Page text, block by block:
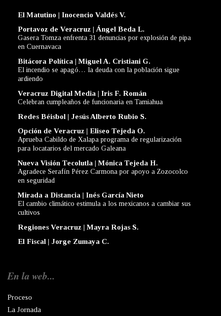
El Matutino | Inocencio Valdés V.
Portavoz de Veracruz | Ángel Beda L.
Gasera Tomza enfrenta 31 denuncias por explosión de pipa
en Cuernavaca
Bitácora Política | Miguel A. Cristiani G.
El incendio se apagó… la deuda con la población sigue
ardiendo
Veracruz Digital Media | Iris F. Román
Celebran cumpleaños de funcionaria en Tamiahua
Redes Béisbol | Jesús Alberto Rubio S.
Opción de Veracruz | Eliseo Tejeda O.
Aprueba Cabildo de Xalapa programa de regularización
para locatarios del mercado Galeana
Nueva Visión Tecolutla | Mónica Tejeda H.
Agradece Serafín Pérez Carmona por apoyo a Zozocolco
en seguridad
Mirada a Distancia | Inés García Nieto
El cambio climático estimula a los mexicanos a cambiar sus
cultivos
Regiones Veracruz | Mayra Rojas S.
El Fiscal | Jorge Zumaya C.
En la web...
Proceso
La Jornada